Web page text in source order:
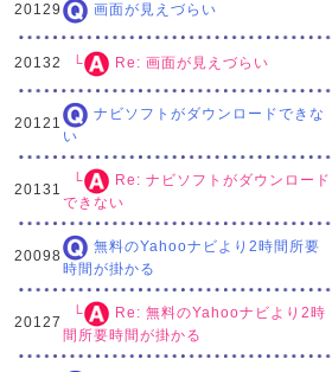
20129 画面が見えづらい
20132 └ Re: 画面が見えづらい
20121
ナビソフトがダウンロードできな
い
20131
└
Re: ナビソフトがダウンロード
できない
20098
無料のYahooナビより2時間所要
時間が掛かる
20127
└
Re: 無料のYahooナビより2時
間所要時間が掛かる